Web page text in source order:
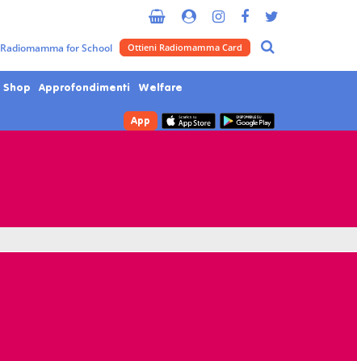
Radiomamma for School Ottieni Radiomamma Card
Shop Approfondimenti Welfare
App